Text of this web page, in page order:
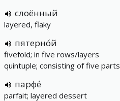
слоённый
layered, flaky
пятерно́й
fivefold; in five rows/layers
quintuple; consisting of five parts
парфе́
parfait; layered dessert